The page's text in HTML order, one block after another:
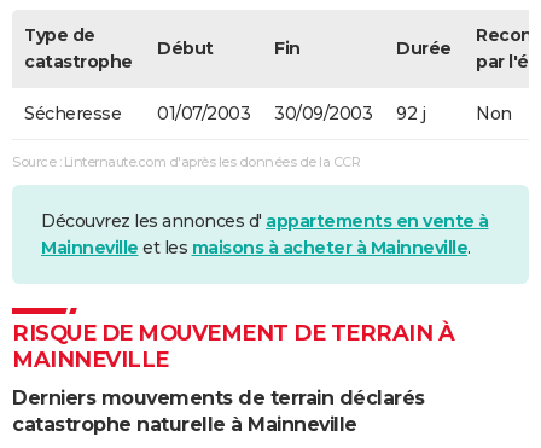
Type de
catastrophe
Début Fin Durée
par
Sécheresse 01/07/2003 30/09/2003 92 j Non
Source : Linternaute.com d'après les données de la CCR
Découvrez les annonces d' appartements en vente à
Mainneville et les maisons à acheter à Mainneville.
RISQUE DE MOUVEMENT DE TERRAIN À
MAINNEVILLE
Derniers mouvements de terrain déclarés
catastrophe naturelle à Mainneville